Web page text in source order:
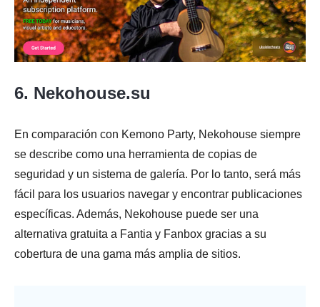
6. Nekohouse.su
En comparación con Kemono Party, Nekohouse siempre
se describe como una herramienta de copias de
seguridad y un sistema de galería. Por lo tanto, será más
fácil para los usuarios navegar y encontrar publicaciones
específicas. Además, Nekohouse puede ser una
alternativa gratuita a Fantia y Fanbox gracias a su
cobertura de una gama más amplia de sitios.